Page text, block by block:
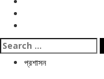
Search
for:
প্রশাসন